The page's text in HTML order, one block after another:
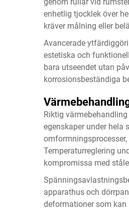
enhetlig tjocklek över
kräver målning eller
Avancerade
estetiska och
bara utseendet utan
korrosionsbeständiga
Riktig
egenskaper under hela
Temperaturreglering
kompromissa med
apparathus och
deformationer som kan